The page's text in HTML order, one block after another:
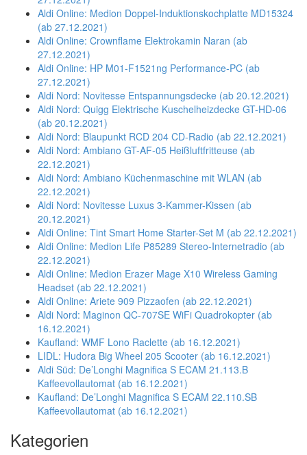
Aldi Online: Medion Doppel-Induktionskochplatte MD15324
(ab 27.12.2021)
Aldi Online: Crownflame Elektrokamin Naran (ab
27.12.2021)
Aldi Online: HP M01-F1521ng Performance-PC (ab
27.12.2021)
Aldi Nord: Novitesse Entspannungsdecke (ab 20.12.2021)
Aldi Nord: Quigg Elektrische Kuschelheizdecke GT-HD-06
(ab 20.12.2021)
Aldi Nord: Blaupunkt RCD 204 CD-Radio (ab 22.12.2021)
Aldi Nord: Ambiano GT-AF-05 Heißluftfritteuse (ab
22.12.2021)
Aldi Nord: Ambiano Küchenmaschine mit WLAN (ab
22.12.2021)
Aldi Nord: Novitesse Luxus 3-Kammer-Kissen (ab
20.12.2021)
Aldi Online: Tint Smart Home Starter-Set M (ab 22.12.2021)
Aldi Online: Medion Life P85289 Stereo-Internetradio (ab
22.12.2021)
Aldi Online: Medion Erazer Mage X10 Wireless Gaming
Headset (ab 22.12.2021)
Aldi Online: Ariete 909 Pizzaofen (ab 22.12.2021)
Aldi Nord: Maginon QC-707SE WiFi Quadrokopter (ab
16.12.2021)
Kaufland: WMF Lono Raclette (ab 16.12.2021)
LIDL: Hudora Big Wheel 205 Scooter (ab 16.12.2021)
Aldi Süd: De’Longhi Magnifica S ECAM 21.113.B
Kaffeevollautomat (ab 16.12.2021)
Kaufland: De’Longhi Magnifica S ECAM 22.110.SB
Kaffeevollautomat (ab 16.12.2021)
Kategorien